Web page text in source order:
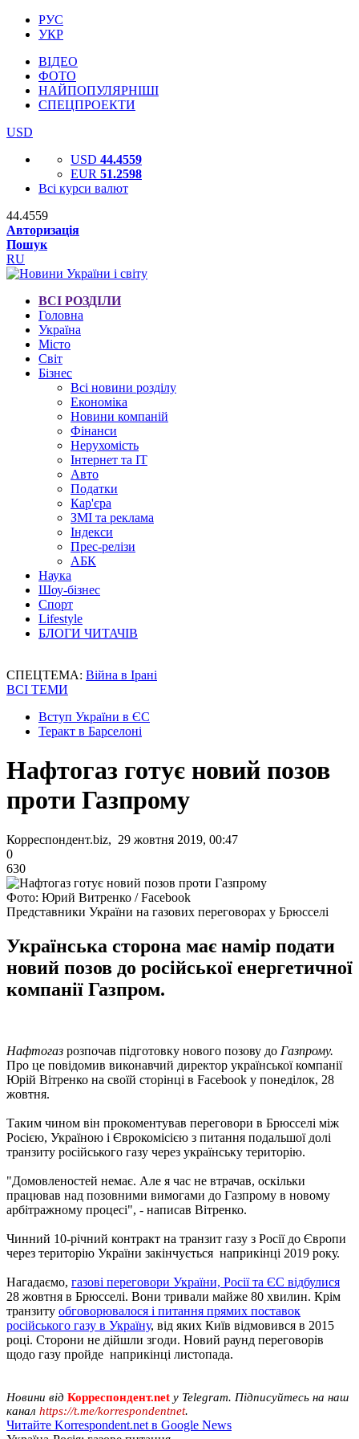
РУС
УКР
ВІДЕО
ФОТО
НАЙПОПУЛЯРНІШІ
СПЕЦПРОЕКТИ
USD
USD 44.4559
EUR 51.2598
Всі курси валют
44.4559
Авторизація
Пошук
RU
ВСІ РОЗДІЛИ
Головна
Україна
Місто
Світ
Бізнес
Всі новини розділу
Економіка
Новини компаній
Фінанси
Нерухомість
Інтернет та IT
Авто
Податки
Кар'єра
ЗМІ та реклама
Індекси
Прес-релізи
АБК
Наука
Шоу-бізнес
Спорт
Lifestyle
БЛОГИ ЧИТАЧІВ
СПЕЦТЕМА: Війна в Ірані
ВСІ ТЕМИ
Вступ України в ЄС
Теракт в Барселоні
Нафтогаз готує новий позов
проти Газпрому
Корреспондент.biz, 29 жовтня 2019, 00:47
0
630
Фото: Юрий Витренко / Facebook
Представники України на газових переговорах у Брюсселі
Українська сторона має намір подати
новий позов до російської енергетичної
компанії Газпром.
Нафтогаз розпочав підготовку нового позову до Газпрому.
Про це повідомив виконавчий директор української компанії
Юрій Вітренко на своїй сторінці в Facebook у понеділок, 28
жовтня.
Таким чином він прокоментував переговори в Брюсселі між
Росією, Україною і Єврокомісією з питання подальшої долі
транзиту російського газу через українську територію.
"Домовленостей немає. Але я час не втрачав, оскільки
працював над позовними вимогами до Газпрому в новому
арбітражному процесі", - написав Вітренко.
Чинний 10-річний контракт на транзит газу з Росії до Європи
через територію України закінчується наприкінці 2019 року.
Нагадаємо, газові переговори України, Росії та ЄС відбулися
28 жовтня в Брюсселі. Вони тривали майже 80 хвилин. Крім
транзиту обговорювалося і питання прямих поставок
російського газу в Україну, від яких Київ відмовився в 2015
році. Сторони не дійшли згоди. Новий раунд переговорів
щодо газу пройде наприкінці листопада.
Новини від Корреспондент.net у Telegram. Підписуйтесь на наш
канал https://t.me/korrespondentnet.
Читайте Korrespondent.net в Google News